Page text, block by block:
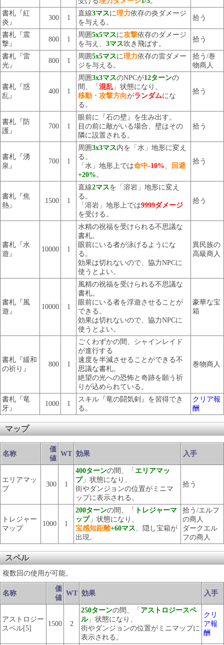
書札『紅
炎』
300 1
直線3マスに理力依存の炎ダメージ
を与える。
拾う
書札『震
撃』
800 1
周囲5x5マスに攻撃依存のダメージ
を与え、 3マス吹き飛ばす。
拾う
書札『雷
光』
800 1
周囲5x5マスに理力依存の雷ダメー
ジを与える。
拾う/巻
物商人
書札『惑
乱』
400 1
周囲3x3マスのNPCが12ターンの
間、「混乱 」状態になり、
移動・攻撃方向がランダムにな
る。
拾う
書札『防
護』
700 1
眼前に『石の壁』を生み出す。
目の前に敵がいる場合、壁はその
隣に設置される。
拾う
書札『湧
泉』
700 1
周囲3x3マス内を「水」地形に変え
る。
「水」地形上では命中-10%
回避
+20% 。
拾う
書札『焦
熱』
1500 1
直線2マスを「溶岩」地形に変え
る。
「溶岩」地形上では9999ダメージ
を受ける。
拾う
書札『水
遊』
10000 1
水精の祝福を受けられる不思議な
書札。
眼前にいる者が泳げるようにな
る。
効果は切れないので、協力NPCに
使うとよい。
異民族の
高級商人
書札『風
遊』
10000 1
風精の祝福を受けられる不思議な
書札。
眼前にいる者を浮遊させることが
できる。
効果は切れないので、協力NPCに
使うとよい。
豪華な宝
箱
書札『緩和
の祈り』
800 1
ごくわずかの間、シャインレイド
が進行する
速度を半減させることができる不
思議な書札。
絶望の光への恐怖と奇跡を願う祈
りが込められている。
巻物商人
書札『竜
牙』
1000 1
スキル『竜の闘気剣』を習得でき
る。
クリア報
酬
マップ
名称
価
値
WT 効果 入手
エリアマッ
プ
300 1
400ターンの間、「 エリアマッ
プ」状態になり、
街やダンジョンの位置がミニマ
ップに表示される。
拾う
トレジャー
マップ
1000 1
200ターンの間、「 トレジャーマ
ップ」状態になり、
宝感知距離+60マス 、隠し宝箱が
出現。
拾う/エルフ
の商人
ダークエル
フの商人
スペル
複数回の使用が可能。
名称
価
値
WT 効果 入手
アストロジー
スペル[5]
1500 2
250ターンの間、「 アストロジースペ
ル」状態になり、
街やダンジョンの位置がミニマップに
表示される。
クリ
ア報
酬